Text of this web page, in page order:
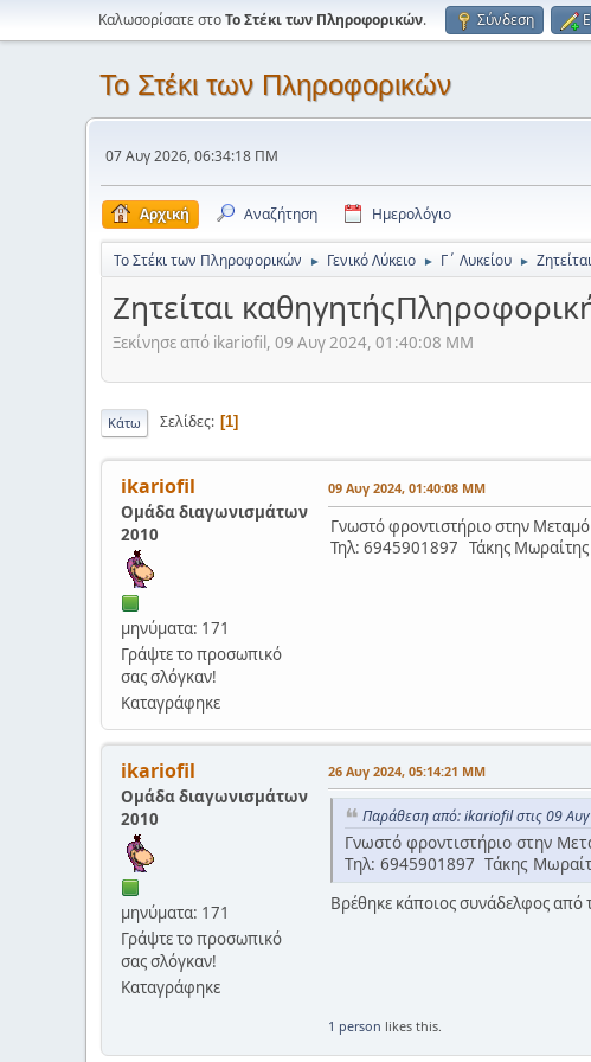
Καλωσορίσατε στοΤο Στέκι των Πληροφορικών. Σύνδεση
Το Στέκι των Πληροφορικών
07 Αυγ 2026, 06:34:18 ΠΜ
Αρχική Αναζήτηση Ημερολόγιο
Το Στέκι των Πληροφορικών ► Γενικό Λύκειο ► Γ΄ Λυκείου ►
Ζητείται
Ξεκίνησε από ikariofil, 09 Αυγ 2024, 01:40:08 ΜΜ
Κάτω Σελίδες 1
ikariofil
Ομάδα διαγωνισμάτων
2010
μηνύματα: 171
Γράψτε το προσωπικό
σας σλόγκαν!
Καταγράφηκε
09 Αυγ 2024, 01:40:08 ΜΜ
Γνωστό φροντιστήριο στην
Τηλ: 6945901897 Τάκης Μωραίτης
ikariofil
Ομάδα διαγωνισμάτων
2010
μηνύματα: 171
Γράψτε το προσωπικό
σας σλόγκαν!
Καταγράφηκε
26 Αυγ 2024, 05:14:21 ΜΜ
Παράθεση από: ikariofil στις 09
Γνωστό φροντιστήριο στην
Τηλ: 6945901897 Τάκης
Βρέθηκε κάποιος συνάδελφος από
1 person likes this.